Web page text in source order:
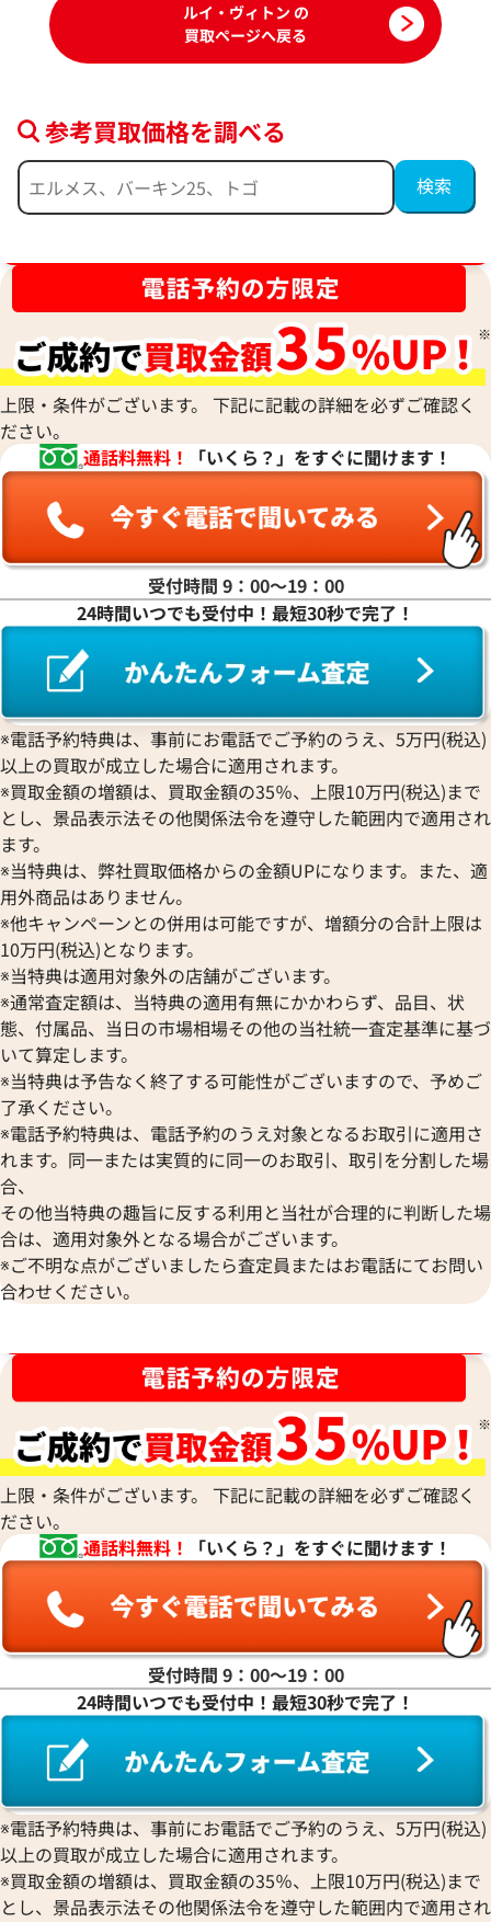
ルイ・ヴィトン モノグラム デニム ネオカ
ビィー MM ハンドバッグ M95837
参考買取価格
90,000円
2025年8月17日時点
ルイ・ヴィトン
ッグ M40951
参考買取価格
76,000円
2025年7月3日時点
ルイ・ヴィトン モノグラムデニム ネオカ
ビィMM ハンドバッグ M95351
参考買取価格
72,000円
2025年8月17日時点
ルイ・ヴィトン
マBB ハンドバッ
67,000円
2026年6月17日時
ルイ・ヴィトン モノブラムアンプラント
マレ ハンドバッグ M41044
参考買取価格
2025年8月17日時点
ルイ・ヴィトン
ィーヌGM ハンド
参考買取価格
2026年6月17日時
ルイ・ヴィトン の
買取ページへ戻る
参考買取価格を調べる
上限・条件がございます。 下記に記載の詳細を必ずご確認く
ださい。
通話料無料！
「いくら？」をすぐに聞けます！
受付時間 9：00〜19：00
24時間いつでも受付中！最短30秒で完了！
※電話予約特典は、事前にお電話でご予約のうえ、5万円(税込)
以上の買取が成立した場合に適用されます。
※買取金額の増額は、買取金額の35％、上限10万円(税込)まで
とし、景品表示法その他関係法令を遵守した範囲内で適用され
ます。
※当特典は、弊社買取価格からの金額UPになります。また、適
用外商品はありません。
※他キャンペーンとの併用は可能ですが、増額分の合計上限は
10万円(税込)となります。
※当特典は適用対象外の店舗がございます。
※通常査定額は、当特典の適用有無にかかわらず、品目、状
態、付属品、当日の市場相場その他の当社統一査定基準に基づ
いて算定します。
※当特典は予告なく終了する可能性がございますので、予めご
了承ください。
※電話予約特典は、電話予約のうえ対象となるお取引に適用さ
れます。同一または実質的に同一のお取引、取引を分割した場
合、
その他当特典の趣旨に反する利用と当社が合理的に判断した場
合は、適用対象外となる場合がございます。
※ご不明な点がございましたら査定員またはお電話にてお問い
合わせください。
上限・条件がございます。 下記に記載の詳細を必ずご確認く
ださい。
通話料無料！
「いくら？」をすぐに聞けます！
受付時間 9：00〜19：00
24時間いつでも受付中！最短30秒で完了！
※電話予約特典は、事前にお電話でご予約のうえ、5万円(税込)
以上の買取が成立した場合に適用されます。
※買取金額の増額は、買取金額の35％、上限10万円(税込)まで
とし、景品表示法その他関係法令を遵守した範囲内で適用され